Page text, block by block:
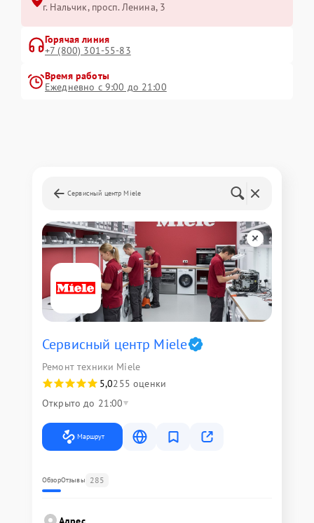
г. Нальчик, просп. Ленина, 3
Горячая линия
+7 (800) 301-55-83
Время работы
Ежедневно с 9:00 до 21:00
Сервисный центр Miele
Сервисный центр Miele
Ремонт техники Miele
5,0255 оценки
Открыто до 21:00
Маршрут
ОбзорОтзывы 285